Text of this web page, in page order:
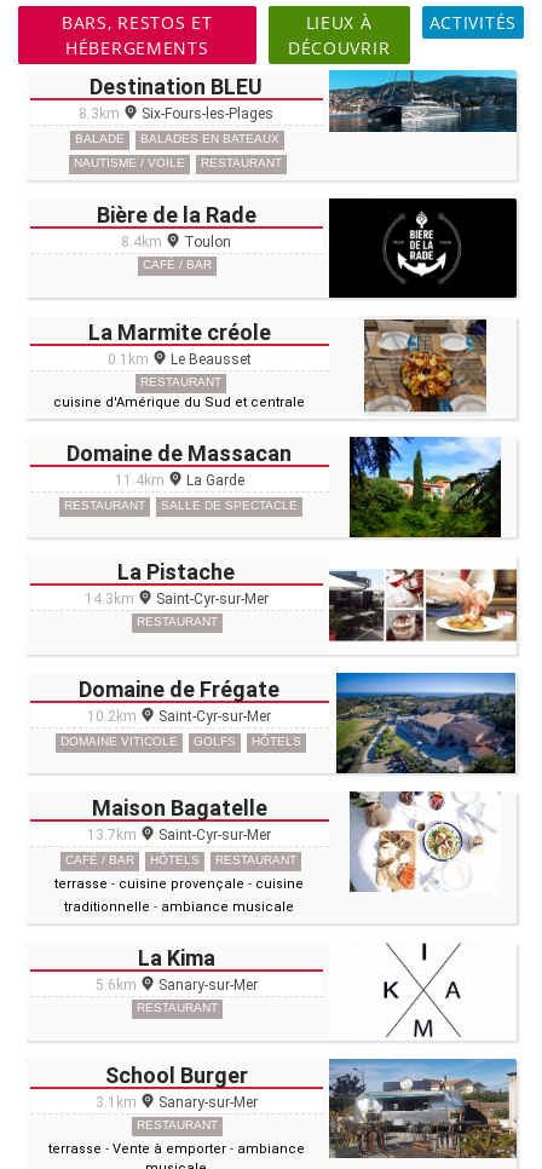
BARS, RESTOS ET
HÉBERGEMENTS
LIEUX À
DÉCOUVRIR
ACTIVITÉS
Destination BLEU
8.3km Six-Fours-les-Plages
BALADE
BALADES EN BATEAUX
NAUTISME / VOILE
RESTAURANT
Bière de la Rade
8.4km Toulon
CAFÉ / BAR
La Marmite créole
0.1km Le Beausset
RESTAURANT
cuisine d'Amérique du Sud et centrale
Domaine de Massacan
11.4km La Garde
RESTAURANT SALLE DE SPECTACLE
La Pistache
14.3km Saint-Cyr-sur-Mer
RESTAURANT
Domaine de Frégate
10.2km Saint-Cyr-sur-Mer
DOMAINE VITICOLE GOLFS HÔTELS
Maison Bagatelle
13.7km Saint-Cyr-sur-Mer
CAFÉ / BAR HÔTELS RESTAURANT
terrasse - cuisine provençale - cuisine
traditionnelle - ambiance musicale
La Kima
5.6km Sanary-sur-Mer
RESTAURANT
School Burger
3.1km Sanary-sur-Mer
RESTAURANT
terrasse - Vente à emporter - ambiance